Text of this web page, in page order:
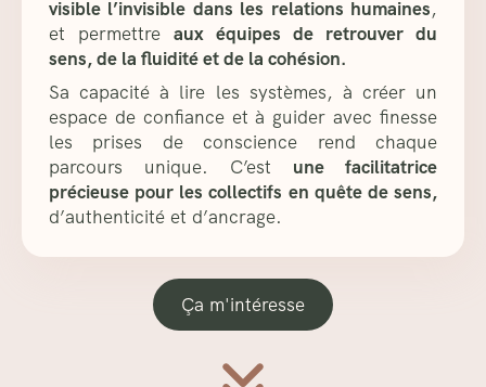
visible l’invisible dans les relations humaines,
et permettre aux équipes de retrouver du
sens, de la fluidité et de la cohésion.
Sa capacité à lire les systèmes, à créer un
espace de confiance et à guider avec finesse
les prises de conscience rend chaque
parcours unique. C’est une facilitatrice
précieuse pour les collectifs en quête de sens,
d’authenticité et d’ancrage.
Ça m'intéresse